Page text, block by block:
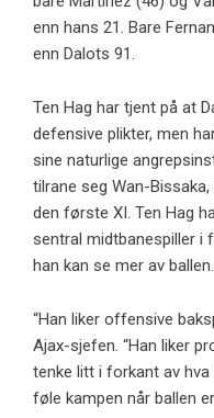
enn hans 21. Bare
enn Dalots 91.
Ten Hag har tjent på at
defensive plikter, men
sine naturlige
tilrane seg Wan-
den første XI. Ten Hag
sentral midtbanespiller i
han kan se mer av ballen.
“Han liker offensive
Ajax-sjefen. “Han liker
tenke litt i forkant av
føle kampen når ballen